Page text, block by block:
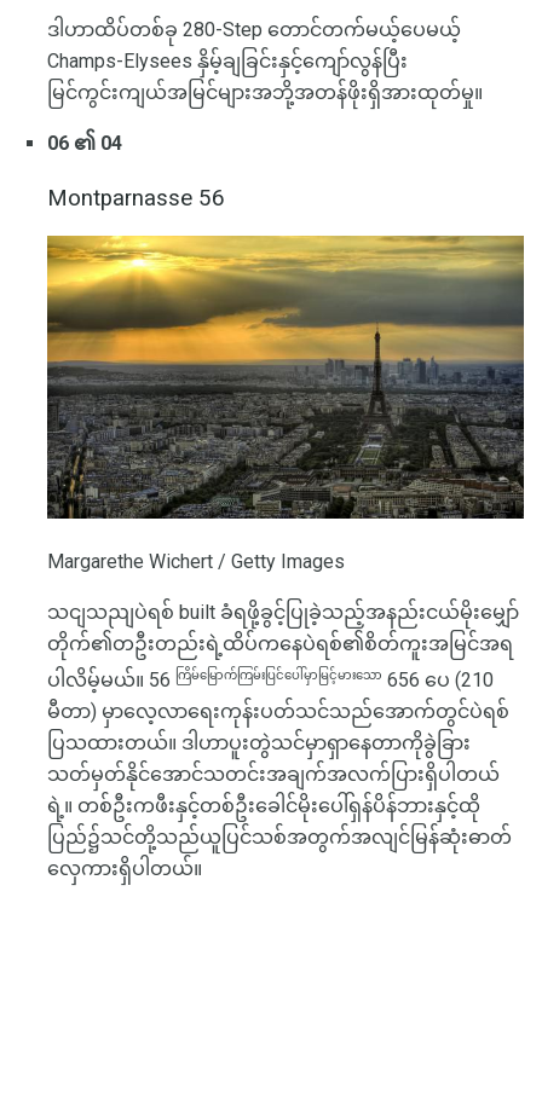
ဒါဟာထိပ်တစ်ခု 280-Step တောင်တက်မယ့်ပေမယ့်
Champs-Elysees နှိမ့်ချခြင်းနှင့်ကျော်လွန်ပြီး
မြင်ကွင်းကျယ်အမြင်များအဘို့အတန်ဖိုးရှိအားထုတ်မှု။
06 ၏ 04
Montparnasse 56
Margarethe Wichert / Getty Images
သငျသညျပဲရစ် built ခံရဖို့ခွင့်ပြုခဲ့သည့်အနည်းငယ်မိုးမျှော်
တိုက်၏တဦးတည်းရဲ့ထိပ်ကနေပဲရစ်၏စိတ်ကူးအမြင်အရ
ပါလိမ့်မယ်။ 56
ကြိမ်မြောက်ကြမ်းပြင်ပေါ်မှာမြင့်မားသော 656 ပေ (210
မီတာ) မှာလေ့လာရေးကုန်းပတ်သင်သည်အောက်တွင်ပဲရစ်
ပြသထားတယ်။ ဒါဟာပူးတွဲသင်မှာရှာနေတာကိုခွဲခြား
သတ်မှတ်နိုင်အောင်သတင်းအချက်အလက်ပြားရှိပါတယ်
ရဲ့။ တစ်ဦးကဖီးနှင့်တစ်ဦးခေါင်မိုးပေါ်ရှန်ပိန်ဘားနှင့်ထို
ပြည်၌သင်တို့သည်ယူပြင်သစ်အတွက်အလျင်မြန်ဆုံးဓာတ်
လှေကားရှိပါတယ်။